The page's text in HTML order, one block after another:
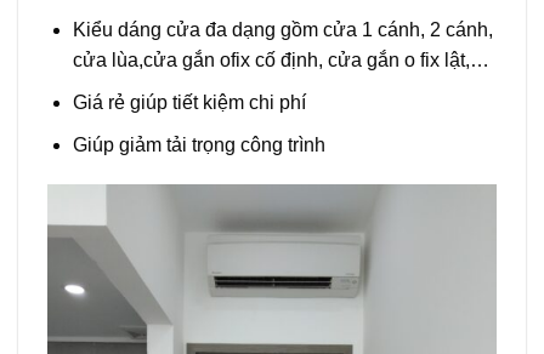
Kiểu dáng cửa đa dạng gồm cửa 1 cánh, 2 cánh,
cửa lùa,cửa gắn ofix cố định, cửa gắn o fix lật,…
Giá rẻ giúp tiết kiệm chi phí
Giúp giảm tải trọng công trình